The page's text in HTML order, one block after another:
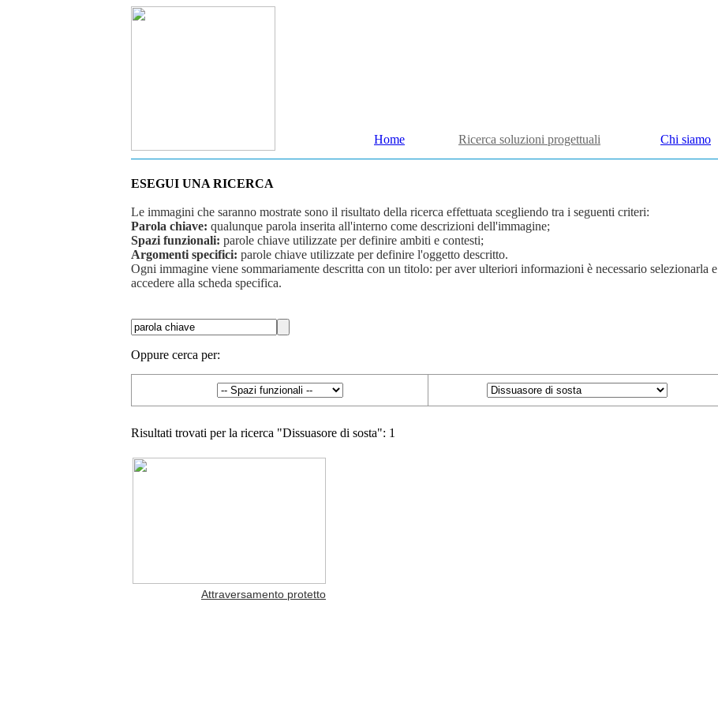
Home Ricerca soluzioni progettuali Chi siamo
ESEGUI UNA RICERCA
Le immagini che saranno mostrate sono il risultato della ricerca effettuata scegliendo tra i seguenti criteri:
Parola chiave: qualunque parola inserita all'interno come descrizioni dell'immagine;
Spazi funzionali: parole chiave utilizzate per definire ambiti e contesti;
Argomenti specifici: parole chiave utilizzate per definire l'oggetto descritto.
Ogni immagine viene sommariamente descritta con un titolo: per aver ulteriori informazioni è necessario selezionarla e
accedere alla scheda specifica.
Oppure cerca per:
Risultati trovati per la ricerca "Dissuasore di sosta": 1
Attraversamento protetto